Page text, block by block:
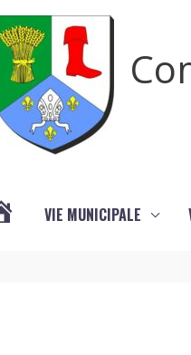
VIE MUNICIPALE